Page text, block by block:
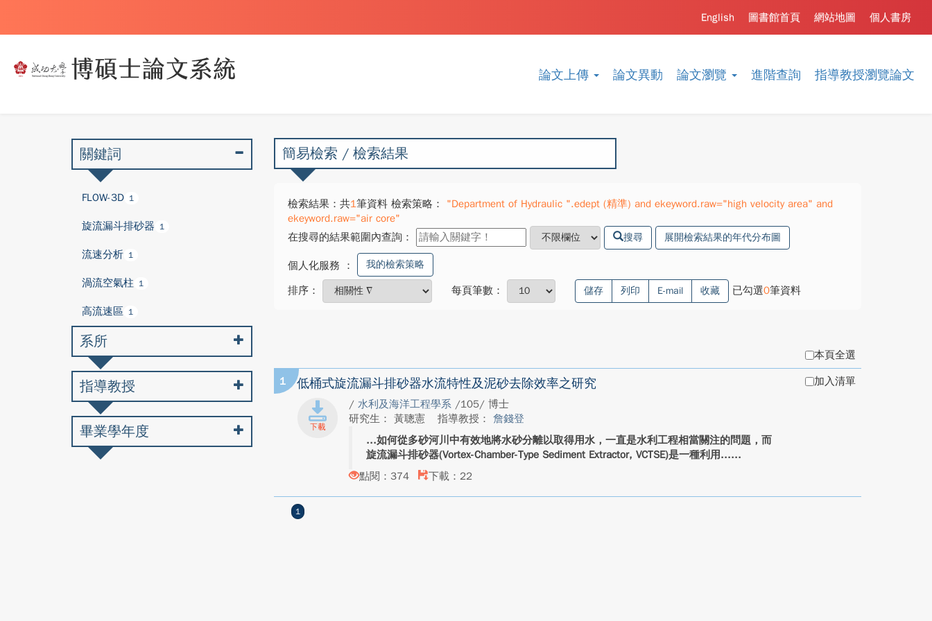
論文上傳 論文異動 論文瀏覽 進階查詢 指導教授瀏覽論文
個人書房
網站地圖
圖書館首頁
English
簡易檢索 / 檢索結果
檢索結果：共1筆資料 檢索策略：
"Department of Hydraulic ".edept (精準) and ekeyword.raw="high velocity area" and
ekeyword.raw="air core"
在搜尋的結果範圍內查詢：
搜尋 展開檢索結果的年代分布圖
個人化服務 ： 我的檢索策略
排序： 每頁筆數： 儲存 列印 E-mail 收藏 已勾選0筆資料
本頁全選
1 低桶式旋流漏斗排砂器水流特性及泥砂去除效率之研究
/ 水利及海洋工程學系 /105/ 博士
研究生： 黃聰憲
指導教授： 詹錢登
如何從多砂河川中有效地將水砂分離以取得用水，一直是水利工程相當關注的問題，而
旋流漏斗排砂器(Vortex-Chamber-Type Sediment Extractor, VCTSE)是一種利用...
點閱：374
下載：22
加入清單
1
關鍵詞
FLOW-3D 1
旋流漏斗排砂器 1
流速分析 1
渦流空氣柱 1
高流速區 1
系所
指導教授
畢業學年度